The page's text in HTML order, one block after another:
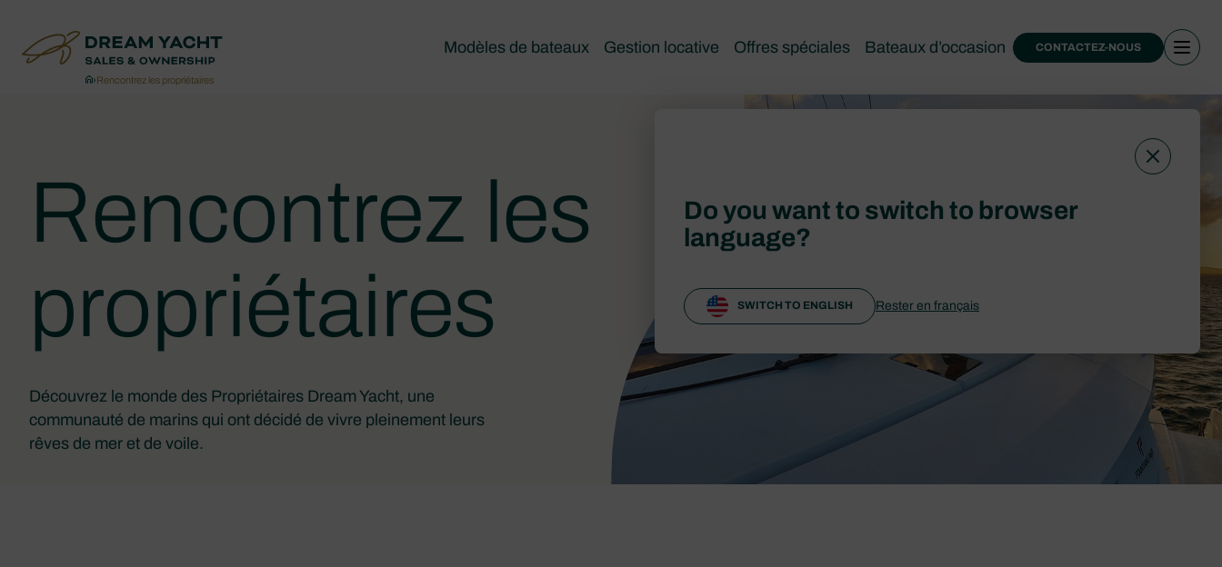
Modèles de bateaux Gestion locative Offres spéciales Bateaux d’occasion CONTACTEZ-NOUS
›Rencontrez les propriétaires
Rencontrez les
propriétaires
Découvrez le monde des Propriétaires Dream Yacht, une
communauté de marins qui ont décidé de vivre pleinement leurs
rêves de mer et de voile.
Do you want to switch to browser
language?
SWITCH TO ENGLISH Rester en français